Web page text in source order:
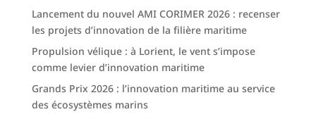
Lancement du nouvel AMI CORIMER 2026 : recenser
les projets d’innovation de la filière maritime
Propulsion vélique : à Lorient, le vent s’impose
comme levier d’innovation maritime
Grands Prix 2026 : l’innovation maritime au service
des écosystèmes marins